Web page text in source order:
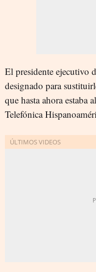
El presidente ejecutivo
designado para
que hasta ahora estaba
Telefónica